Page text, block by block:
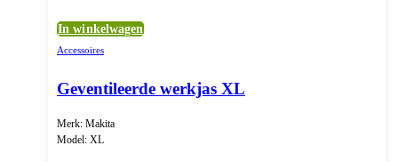
In winkelwagen
Accessoires
Geventileerde werkjas XL
Merk: Makita
Model: XL